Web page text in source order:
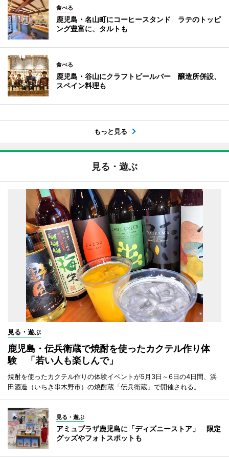
食べる
鹿児島・名山町にコーヒースタンド ラテのトッピ
ング豊富に、タルトも
食べる
鹿児島・谷山にクラフトビールバー 醸造所併設、
スペイン料理も
もっと見る
見る・遊ぶ
見る・遊ぶ
鹿児島・伝兵衛蔵で焼酎を使ったカクテル作り体
験 「若い人も楽しんで」
焼酎を使ったカクテル作りの体験イベントが5月3日～6日の4日間、浜
田酒造（いちき串木野市）の焼酎蔵「伝兵衛蔵」で開催される。
見る・遊ぶ
アミュプラザ鹿児島に「ディズニーストア」 限定
グッズやフォトスポットも